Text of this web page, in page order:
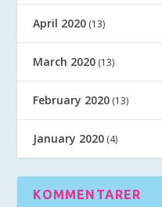
April 2020 (13)
March 2020 (13)
February 2020 (13)
January 2020 (4)
KOMMENTARER